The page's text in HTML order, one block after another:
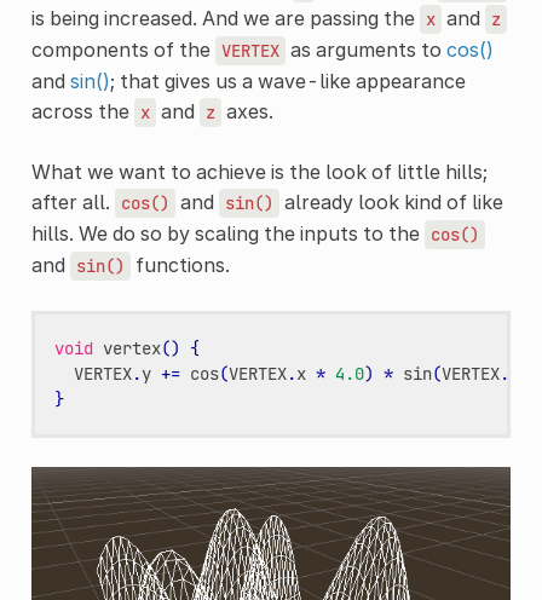
is being increased. And we are passing the x and z
components of the VERTEX as arguments to cos()
and sin(); that gives us a wave-like appearance
across the x and z axes.
What we want to achieve is the look of little hills;
after all.
cos() and sin()
already look kind of like
hills. We do so by scaling the inputs to the cos()
and sin() functions.
void vertex()
{
VERTEX.y += cos(VERTEX.x * 4.0) * sin(VERTEX.
}